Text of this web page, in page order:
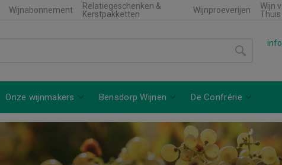
Wijnabonnement
Relatiegeschenken &
Kerstpakketten
Wijnproeverijen
Wijn
Thuis
Onze wijnmakers Bensdorp Wijnen De Confrérie